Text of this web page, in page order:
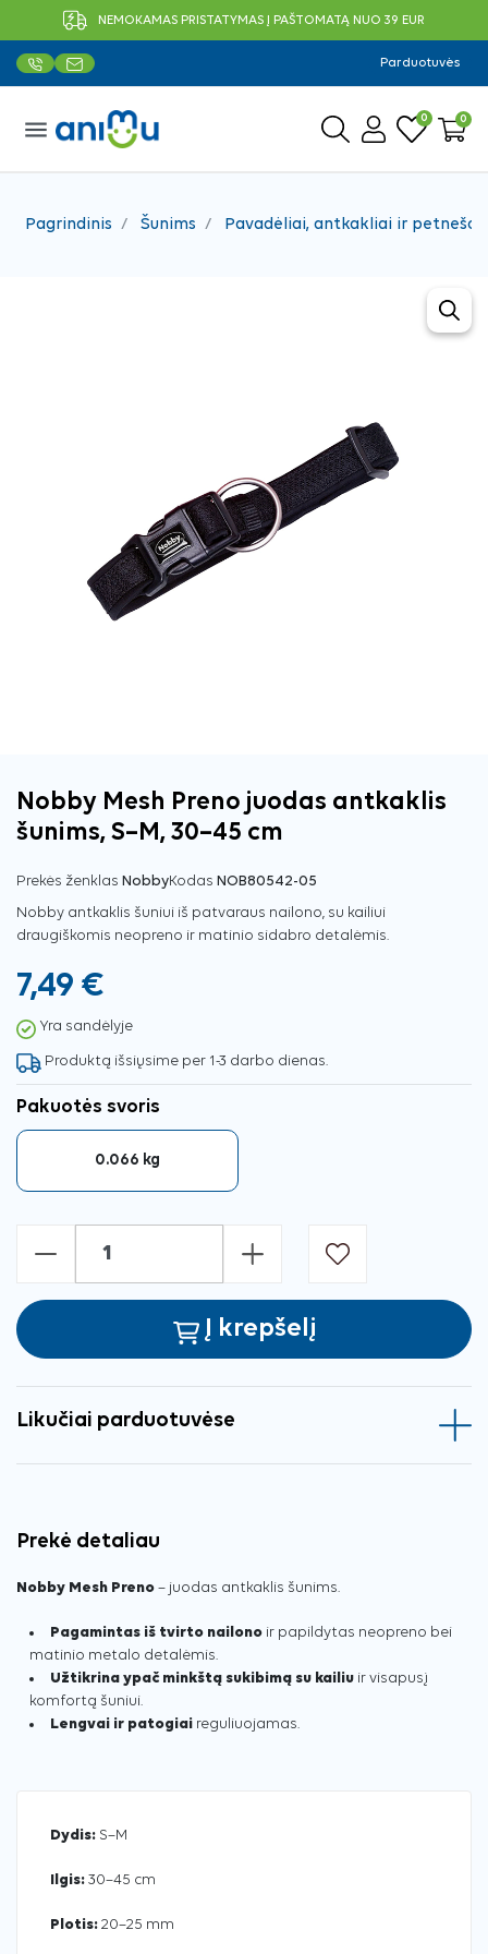
NEMOKAMAS PRISTATYMAS Į PAŠTOMATĄ NUO 39 EUR
Parduotuvės
menu 0 0
Pagrindinis Šunims Pavadėliai, antkakliai ir petnešos
Nobby Mesh Preno juodas antkaklis
šunims, S–M, 30–45 cm
Prekės ženklas NobbyKodas NOB80542-05
Nobby antkaklis šuniui iš patvaraus nailono, su kailiui
draugiškomis neopreno ir matinio sidabro detalėmis.
7,49 €
Yra sandėlyje
Produktą išsiųsime per 1-3 darbo dienas.
Pakuotės svoris
0.066 kg
- +
Į krepšelį
Likučiai parduotuvėse
Prekė detaliau
Nobby Mesh Preno – juodas antkaklis šunims.
Pagamintas iš tvirto nailono ir papildytas neopreno bei
matinio metalo detalėmis.
Užtikrina ypač minkštą sukibimą su kailiu ir visapusį
komfortą šuniui.
Lengvai ir patogiai reguliuojamas.
Dydis: S–M
Ilgis: 30–45 cm
Plotis: 20–25 mm